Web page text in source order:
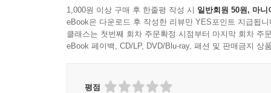
1,000원 이상 구매 후 한줄평 작성 시 일반회원 50원, 마니
eBook은 다운로드 후 작성한 리뷰만 YES포인트 지급됩니
클래스는 첫번째 회차 주문확정 시점부터 마지막 회차 주
eBook 페이백, CD/LP, DVD/Blu-ray, 패션 및 판매금지 상
평점